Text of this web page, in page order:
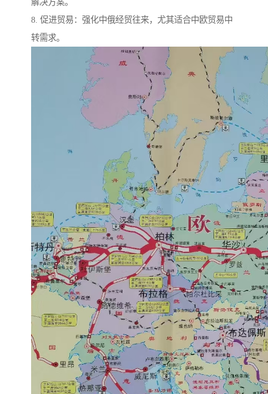
解决方案。
8. 促进贸易：强化中俄经贸往来，尤其适合中欧贸易中
转需求。